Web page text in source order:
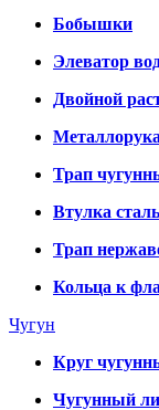
Бобышки
Элеватор
Двойной
Трап
Втулка
Трап
Кольца к
Чугун
Круг
Чугунный